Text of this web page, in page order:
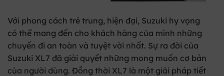
Với phong cách trẻ trung, hiện đại, Suzuki hy vọng
có thể mang đến cho khách hàng của mình những
chuyến đi an toàn và tuyệt vời nhất. Sự ra đời của
Suzuki XL7 đã giải quyết những mong muốn cơ bản
của người dùng. Đồng thời XL7 là một giải pháp tiết